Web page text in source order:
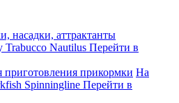
насадки, аттрактанты
Trabucco Nautilus Перейти в
прикормки На
Spinningline Перейти в